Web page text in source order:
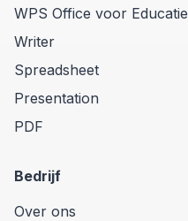
WPS Office voor Educatie
Writer
Spreadsheet
Presentation
PDF
Bedrijf
Over ons